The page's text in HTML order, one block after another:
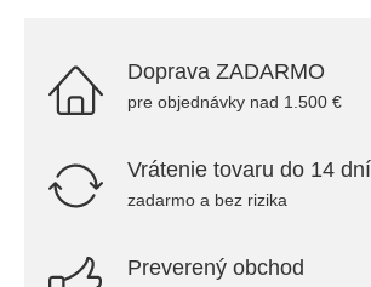
Doprava ZADARMO
pre objednávky nad 1.500 €
Vrátenie tovaru do 14 dní
zadarmo a bez rizika
Preverený obchod